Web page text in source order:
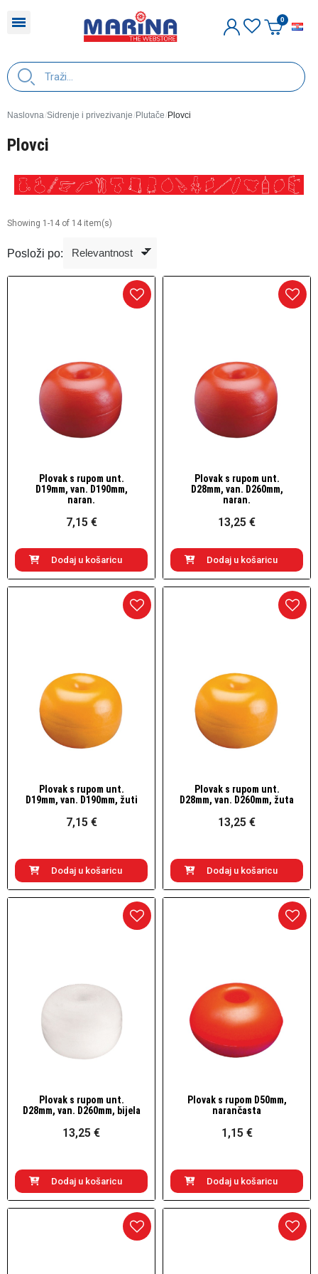
Naslovna Sidrenje i privezivanje Plutače Plovci
Plovci
Showing 1-14 of 14 item(s)
Posloži po:
Brzi pogled
Plovak s rupom unt.
D19mm, van. D190mm,
naran.
7,15 €
Dodaj u košaricu
Brzi pogled
Plovak s rupom unt.
D28mm, van. D260mm,
naran.
13,25 €
Dodaj u košaricu
Brzi pogled
Plovak s rupom unt.
D19mm, van. D190mm, žuti
7,15 €
Dodaj u košaricu
Brzi pogled
Plovak s rupom unt.
D28mm, van. D260mm, žuta
13,25 €
Dodaj u košaricu
Brzi pogled
Plovak s rupom unt.
D28mm, van. D260mm, bijela
13,25 €
Dodaj u košaricu
Brzi pogled
Plovak s rupom D50mm,
narančasta
1,15 €
Dodaj u košaricu